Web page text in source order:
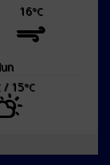
16°C
lun
/ 15°C